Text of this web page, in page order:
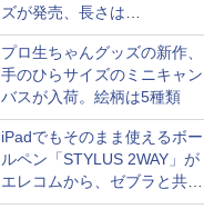
ズが発売、長さは
30cm/50cm/1mの3種類
プロ生ちゃんグッズの新作、
手のひらサイズのミニキャン
バスが入荷。絵柄は5種類
iPadでもそのまま使えるボー
ルペン「STYLUS 2WAY」が
エレコムから、ゼブラと共同
開発